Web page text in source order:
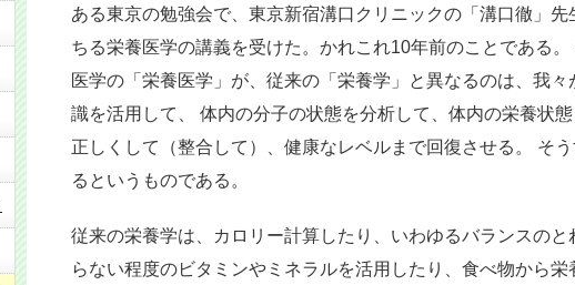
ある東京の勉強会で、東京新宿溝口クリニックの「溝口徹」
ちる栄養医学の講義を受けた。かれこれ10年前のことである
医学の「栄養医学」が、従来の「栄養学」と異なるのは、我
識を活用して、 体内の分子の状態を分析して、体内の栄養状
正しくして（整合して）、健康なレベルまで回復させる。 そ
るというものである。
従来の栄養学は、カロリー計算したり、いわゆるバランスのと
らない程度のビタミンやミネラルを活用したり、食べ物から